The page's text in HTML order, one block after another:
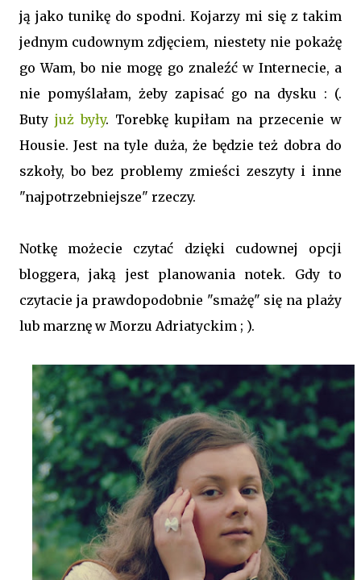
ją jako tunikę do spodni. Kojarzy mi się z takim
jednym cudownym zdjęciem, niestety nie pokażę
go Wam, bo nie mogę go znaleźć w Internecie, a
nie pomyślałam, żeby zapisać go na dysku : (.
Buty już były. Torebkę kupiłam na przecenie w
Housie. Jest na tyle duża, że będzie też dobra do
szkoły, bo bez problemy zmieści zeszyty i inne
"najpotrzebniejsze" rzeczy.
Notkę możecie czytać dzięki cudownej opcji
bloggera, jaką jest planowania notek. Gdy to
czytacie ja prawdopodobnie "smażę" się na plaży
lub marznę w Morzu Adriatyckim ; ).